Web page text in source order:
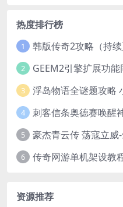
热度排行榜
1 韩版传奇2攻略（持续
2 GEEM2引擎扩展功
3 浮岛物语全谜题攻略
4
5 豪杰青云传 荡寇立威
6 传奇网游单机架设教
资源推荐